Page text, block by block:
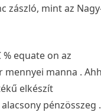
zászló, mint az
equate on az
manna .
elkészít
pénzösszeg